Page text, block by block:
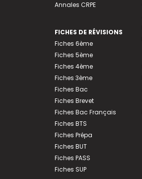
Annales CRPE
FICHES DE RÉVISIONS
Fiches 6ème
Fiches 5ème
Fiches 4ème
Fiches 3ème
Fiches Bac
Fiches Brevet
Fiches Bac Français
Fiches BTS
Fiches Prépa
Fiches BUT
Fiches PASS
Fiches SUP